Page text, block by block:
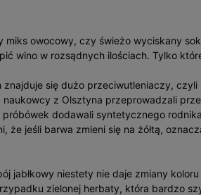
miks owocowy, czy świeżo wyciskany
wino w rozsądnych ilościach. Tylko
się dużo przeciwutleniaczy, czyli
z Olsztyna przeprowadzali
dodawali syntetycznego
że jeśli barwa zmieni się na żółtą,
jabłkowy niestety nie daje zmiany koloru
zielonej herbaty, która bardzo